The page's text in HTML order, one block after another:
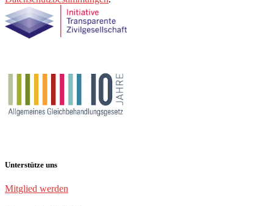
Unterstütze uns
Mitglied werden